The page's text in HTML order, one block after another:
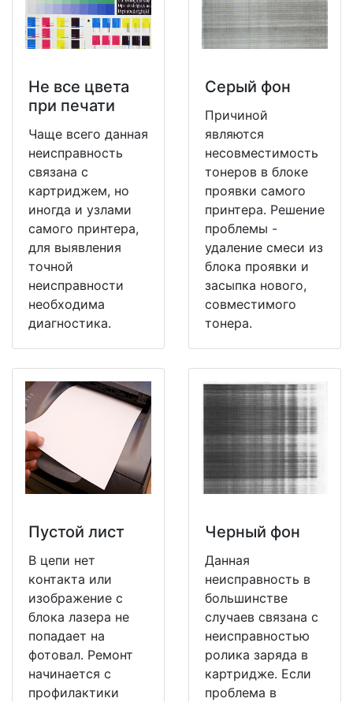
Не все цвета
при печати
Чаще всего данная
неисправность
связана с
картриджем, но
иногда и узлами
самого принтера,
для выявления
точной
неисправности
необходима
диагностика.
Серый фон
Причиной
являются
несовместимость
тонеров в блоке
проявки самого
принтера. Решение
проблемы -
удаление смеси из
блока проявки и
засыпка нового,
совместимого
тонера.
Пустой лист
В цепи нет
контакта или
изображение с
блока лазера не
попадает на
фотовал. Ремонт
начинается с
профилактики
Черный фон
Данная
неисправность в
большинстве
случаев связана с
неисправностью
ролика заряда в
картридже. Если
проблема в